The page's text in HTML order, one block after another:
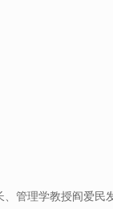
、管理学教授阎爱民